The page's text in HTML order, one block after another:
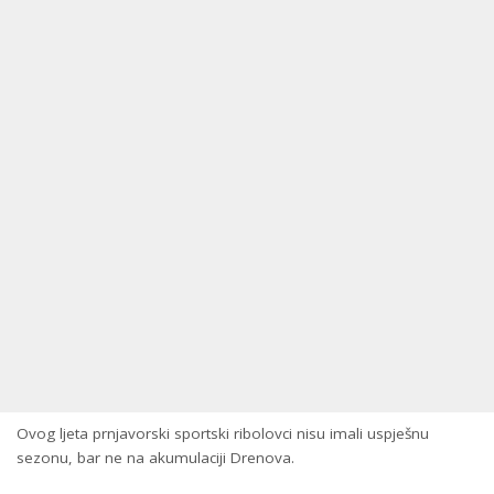
Ovog ljeta prnjavorski sportski ribolovci nisu imali uspješnu
sezonu, bar ne na akumulaciji Drenova.